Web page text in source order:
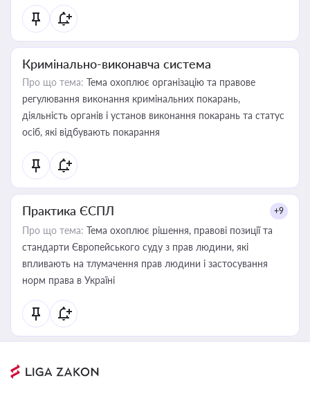
Кримінально-виконавча система
Про що тема: Тема охоплює організацію та правове
регулювання виконання кримінальних покарань,
діяльність органів і установ виконання покарань та статус
осіб, які відбувають покарання
Практика ЄСПЛ +9
Про що тема: Тема охоплює рішення, правові позиції та
стандарти Європейського суду з прав людини, які
впливають на тлумачення прав людини і застосування
норм права в Україні